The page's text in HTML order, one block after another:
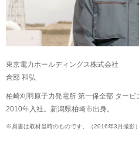
東京電力ホールディングス株式会社
倉部 和弘
柏崎刈羽原子力発電所 第一保全部 タービ
2010年入社。新潟県柏崎市出身。
※肩書は取材当時のものです。（2016年3月撮影）